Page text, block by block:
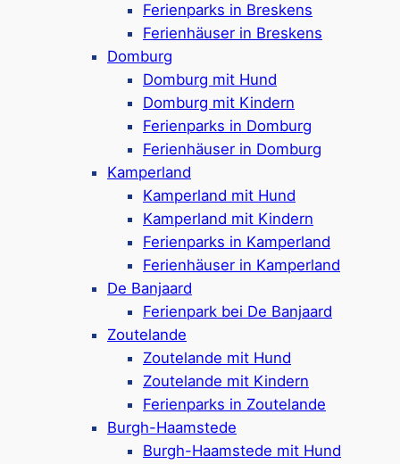
Ferienparks in Breskens
Ferienhäuser in Breskens
Domburg
Domburg mit Hund
Domburg mit Kindern
Ferienparks in Domburg
Ferienhäuser in Domburg
Kamperland
Kamperland mit Hund
Kamperland mit Kindern
Ferienparks in Kamperland
Ferienhäuser in Kamperland
De Banjaard
Ferienpark bei De Banjaard
Zoutelande
Zoutelande mit Hund
Zoutelande mit Kindern
Ferienparks in Zoutelande
Burgh-Haamstede
Burgh-Haamstede mit Hund
Unterkünfte
Hallenbad, Indoorspielplatz, Kidsclub,
Sportanlagen & Restaurants
Fahrrad, E-Chopper & Gokart-Verleih
Am Grevelingenmeer mit
Wassersportmöglichkeiten
Jachthafen mit Badestelle, aber kein
richtiger Strand
Google Rezensionen:4,0/5 Sterne
Bewertungen)
Mehr ansehen*
Summio Parc Port Greve
Ferienpark inBrouwershaven
Ferienhäuser & Ferienwohnungen
Haustiere auf Anfrage erlaubt